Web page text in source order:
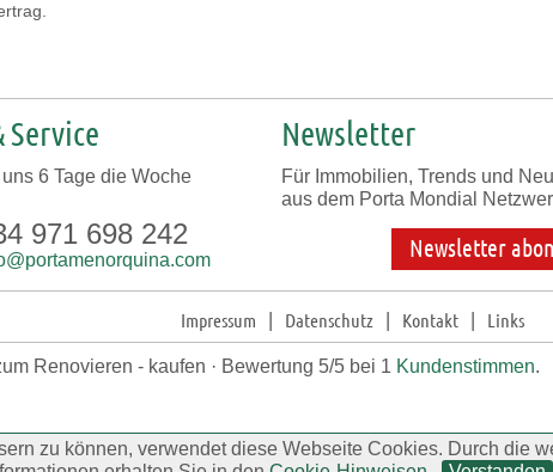
zu können, verwendet diese Webseite Cookies. Durch die
Service
6 Tage die Woche
971 698 242
Newsletter
Für Immobilien, Trends und
aus dem Porta Mondial
Newsletter
Impressum | Datenschutz | Kontakt | Links
Renovieren - kaufen · Bewertung 5/5 bei 1 Kundenstimmen.